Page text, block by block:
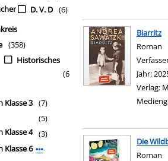
D. V. D (6)
(358)
Historisches
(6
Klasse 3 (7)
Klasse 4
(5)
Klasse 6
(3)
Mehr Interessenkreis-Filter anzeigen
Biarritz
Roman
Jahr:
Verlag:
Die
Roman